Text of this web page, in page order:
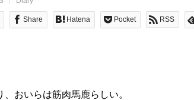
Share Hatena Pocket RSS
、おいらは筋肉馬鹿らしい。